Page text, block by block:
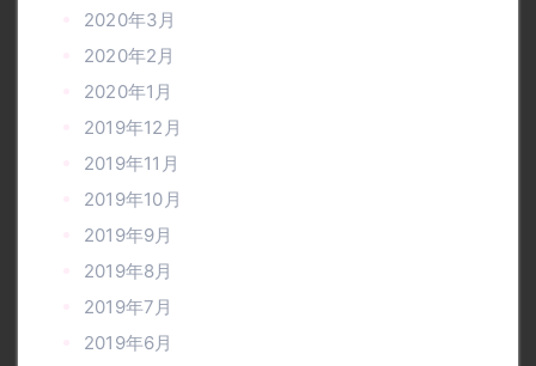
2020年3月
2020年2月
2020年1月
2019年12月
2019年11月
2019年10月
2019年9月
2019年8月
2019年7月
2019年6月